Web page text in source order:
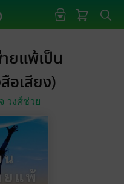
ยแพ้เป็น
อเสียง)
วงศ์ช่วย